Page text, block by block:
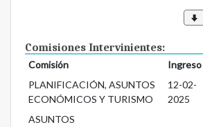
Comisiones Intervinientes:
Comisión Ingreso
PLANIFICACIÓN, ASUNTOS
ECONÓMICOS Y TURISMO
12-02-
2025
ASUNTOS